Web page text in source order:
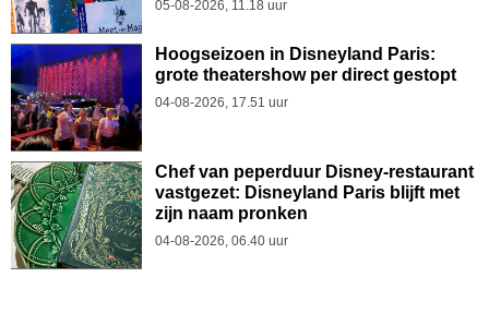
05-08-2026, 11.18 uur
Hoogseizoen in Disneyland Paris:
grote theatershow per direct gestopt
04-08-2026, 17.51 uur
Chef van peperduur Disney-restaurant
vastgezet: Disneyland Paris blijft met
zijn naam pronken
04-08-2026, 06.40 uur